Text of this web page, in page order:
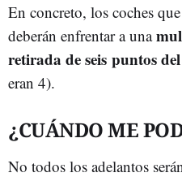
En concreto, los coches
deberán enfrentar a una
retirada de seis puntos
eran 4).
¿CUÁNDO ME
No todos los adelantos